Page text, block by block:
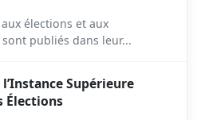
élections et aux
publiés dans leur...
Supérieure
Élections